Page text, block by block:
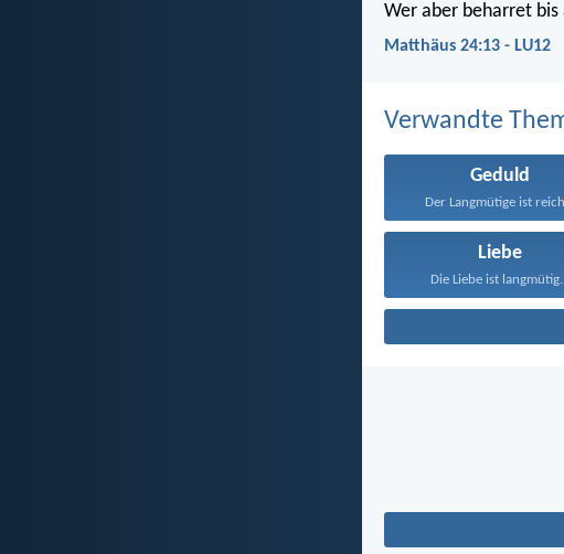
Wer aber beharret bis
Matthäus 24:13 - LU12
Verwandte
Geduld
Der Langmütige ist
Liebe
Die Liebe ist